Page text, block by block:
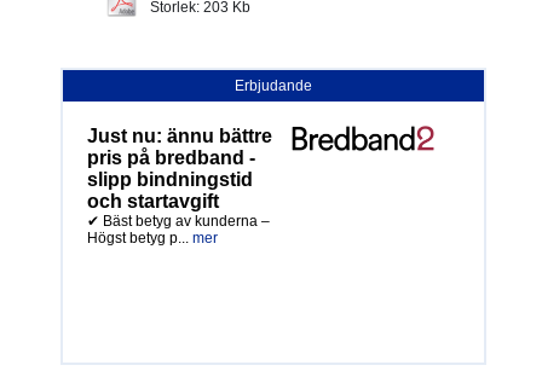
Storlek: 203 Kb
Erbjudande
Just nu: ännu bättre
pris på bredband -
slipp bindningstid
och startavgift
✔ Bäst betyg av kunderna –
Högst betyg p... mer